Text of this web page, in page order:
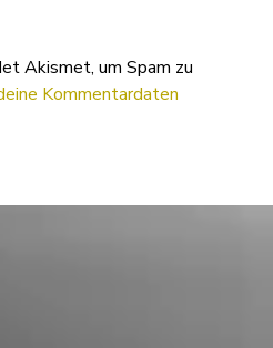
Akismet, um Spam zu
Kommentardaten